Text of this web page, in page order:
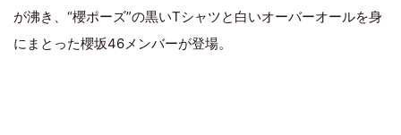
が沸き、“櫻ポーズ”の黒いTシャツと白いオーバーオールを身
にまとった櫻坂46メンバーが登場。